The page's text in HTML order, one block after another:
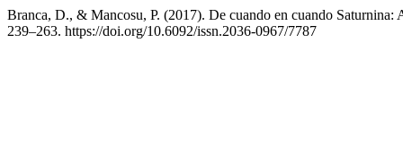
Branca, D., & Mancosu, P. (2017). De cuando en cuando
239–263. https://doi.org/10.6092/issn.2036-0967/7787